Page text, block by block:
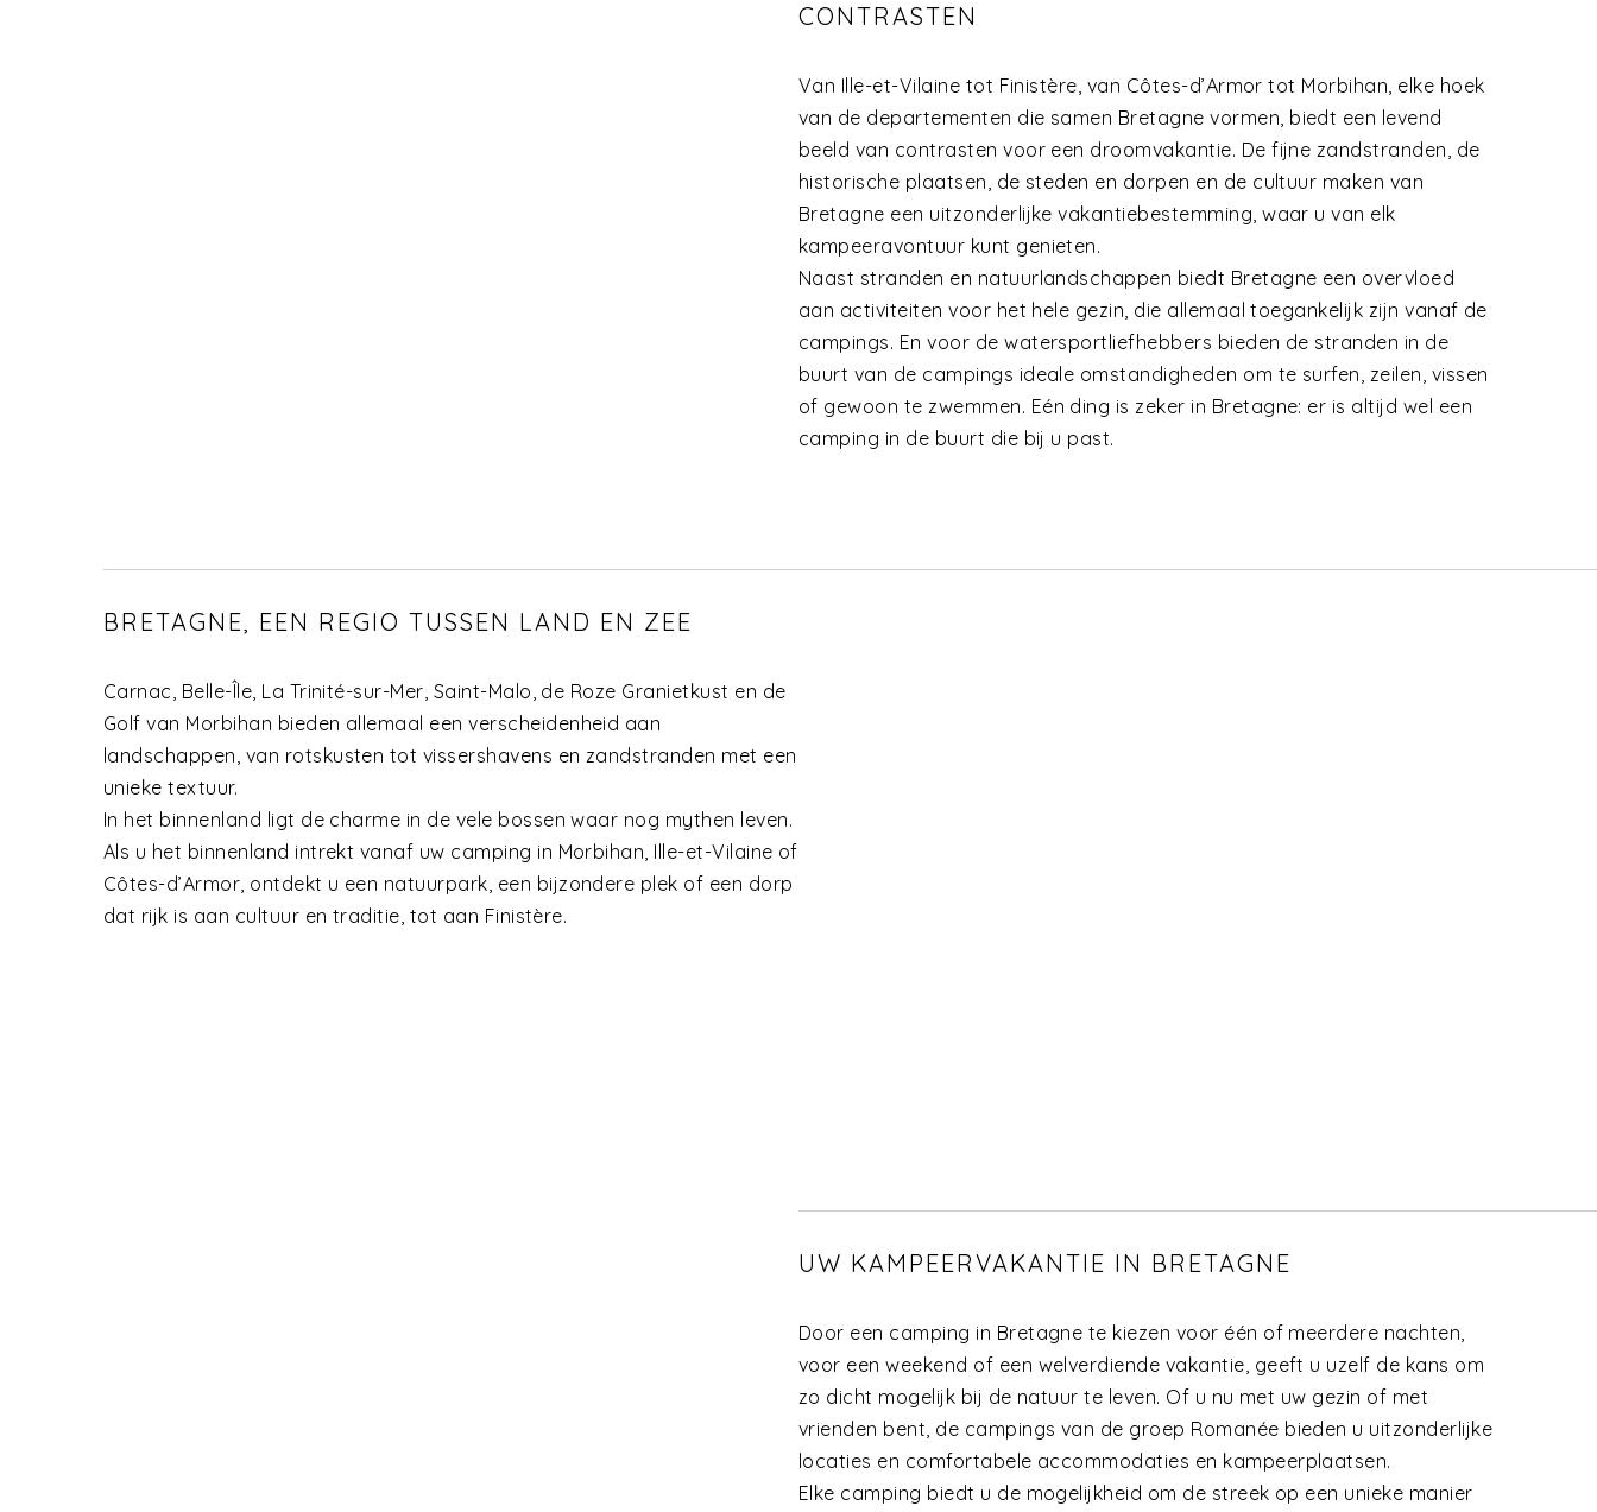
CONTRASTEN
Van Ille-et-Vilaine tot Finistère, van Côtes-d’Armor tot Morbihan, elke hoek
van de departementen die samen Bretagne vormen, biedt een levend
beeld van contrasten voor een droomvakantie. De fijne zandstranden, de
historische plaatsen, de steden en dorpen en de cultuur maken van
Bretagne een uitzonderlijke vakantiebestemming, waar u van elk
kampeeravontuur kunt genieten.
Naast stranden en natuurlandschappen biedt Bretagne een overvloed
aan activiteiten voor het hele gezin, die allemaal toegankelijk zijn vanaf de
campings. En voor de watersportliefhebbers bieden de stranden in de
buurt van de campings ideale omstandigheden om te surfen, zeilen, vissen
of gewoon te zwemmen. Eén ding is zeker in Bretagne: er is altijd wel een
camping in de buurt die bij u past.
BRETAGNE, EEN REGIO TUSSEN LAND EN ZEE
Carnac, Belle-Île, La Trinité-sur-Mer, Saint-Malo, de Roze Granietkust en de
Golf van Morbihan bieden allemaal een verscheidenheid aan
landschappen, van rotskusten tot vissershavens en zandstranden met een
unieke textuur.
In het binnenland ligt de charme in de vele bossen waar nog mythen leven.
Als u het binnenland intrekt vanaf uw camping in Morbihan, Ille-et-Vilaine of
Côtes-d’Armor, ontdekt u een natuurpark, een bijzondere plek of een dorp
dat rijk is aan cultuur en traditie, tot aan Finistère.
UW KAMPEERVAKANTIE IN BRETAGNE
Door een camping in Bretagne te kiezen voor één of meerdere nachten,
voor een weekend of een welverdiende vakantie, geeft u uzelf de kans om
zo dicht mogelijk bij de natuur te leven. Of u nu met uw gezin of met
vrienden bent, de campings van de groep Romanée bieden u uitzonderlijke
locaties en comfortabele accommodaties en kampeerplaatsen.
Elke camping biedt u de mogelijkheid om de streek op een unieke manier